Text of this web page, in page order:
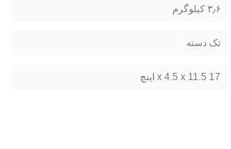
۳٫۶ کیلوگرم
تک دسته
17 x 4.5 x 11.5 اینچ